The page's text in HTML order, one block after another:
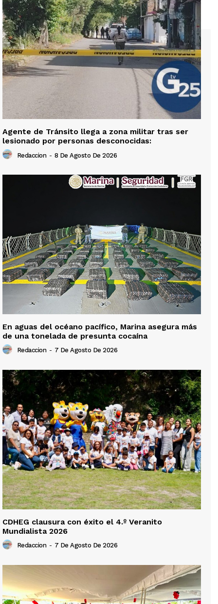
Agente de Tránsito llega a zona militar tras ser
lesionado por personas desconocidas:
Redaccion - 8 De Agosto De 2026
En aguas del océano pacífico, Marina asegura más
de una tonelada de presunta cocaína
Redaccion - 7 De Agosto De 2026
CDHEG clausura con éxito el 4.º Veranito
Mundialista 2026
Redaccion - 7 De Agosto De 2026